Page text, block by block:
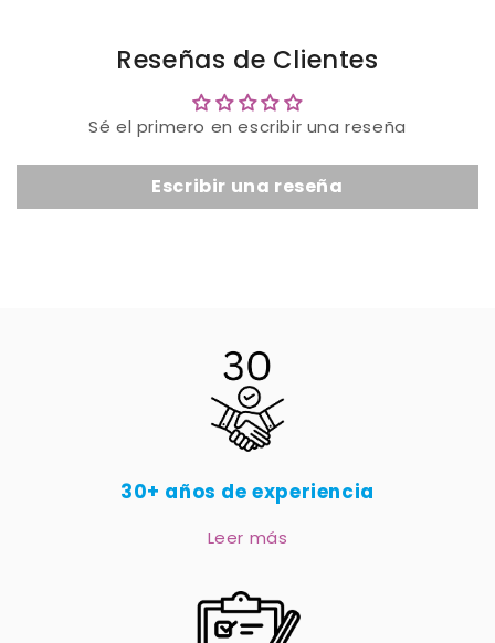
Reseñas de Clientes
Sé el primero en escribir una reseña
Escribir una reseña
30+ años de experiencia
Leer más